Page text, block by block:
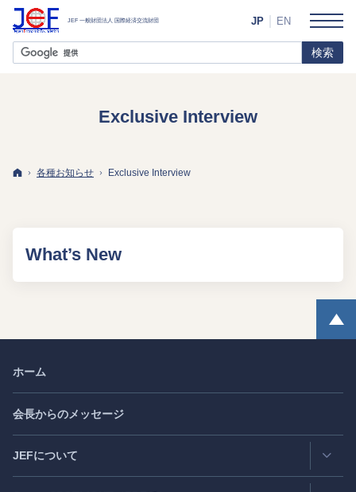
Exclusive Interview
ホーム
各種お知らせ Exclusive Interview
What’s New
JP EN
ホーム
会長からのメッセージ
JEFについて